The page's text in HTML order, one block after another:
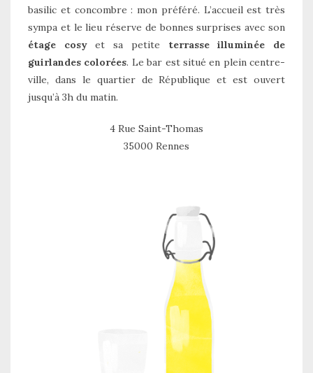
basilic et concombre : mon préféré. L’accueil est très
sympa et le lieu réserve de bonnes surprises avec son
étage cosyet sa petite terrasse illuminée de
guirlandes colorées. Le bar est situé en plein centre-
ville, dans le quartier de République et est ouvert
jusqu’à 3h du matin.
4 Rue Saint-Thomas
35000 Rennes